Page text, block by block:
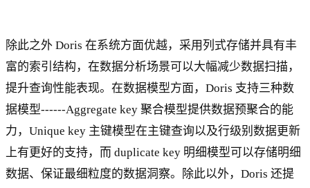
除此之外 Doris 在系统方面优越，采用列式存储并具有丰
富的索引结构，在数据分析场景可以大幅减少数据扫描，
提升查询性能表现。在数据模型方面，Doris 支持三种数
据模型------Aggregate key 聚合模型提供数据预聚合的能
力，Unique key 主键模型在主键查询以及行级别数据更新
上有更好的支持，而 duplicate key 明细模型可以存储明细
数据、保证最细粒度的数据洞察。除此以外，Doris 还提